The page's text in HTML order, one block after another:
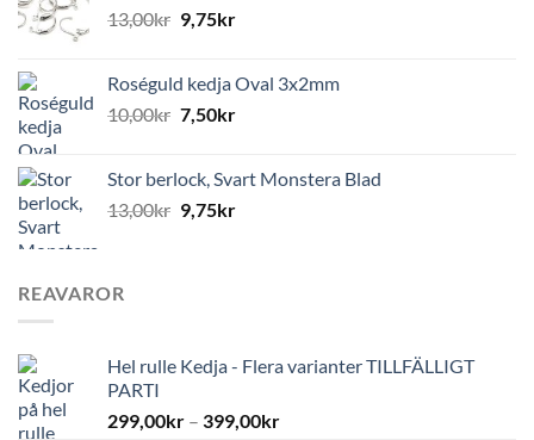
13,00kr 9,75kr
Roséguld kedja Oval 3x2mm
10,00kr 7,50kr
Stor berlock, Svart Monstera Blad
13,00kr 9,75kr
REAVAROR
Hel rulle Kedja - Flera varianter TILLFÄLLIGT
PARTI
299,00kr – 399,00kr